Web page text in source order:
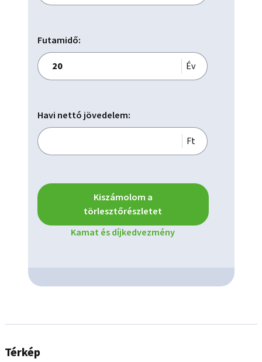
Futamidő:
Év
Havi nettó jövedelem:
Ft
Kiszámolom a
törlesztőrészletet
Kamat és díjkedvezmény
Térkép